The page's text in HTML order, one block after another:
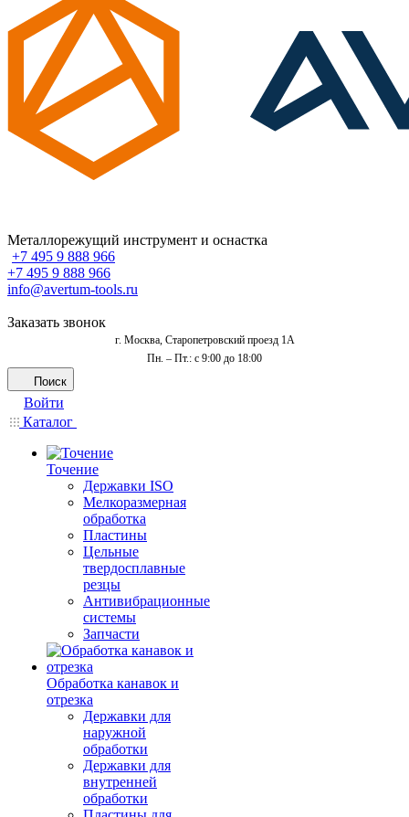
Металлорежущий инструмент и оснастка
+7 495 9 888 966
+7 495 9 888 966
info@avertum-tools.ru
Заказать звонок
г. Москва, Старопетровский проезд 1А
Пн. – Пт.: с 9:00 до 18:00
Поиск
Войти
Каталог
Точение
Державки ISO
Мелкоразмерная
обработка
Пластины
Цельные
твердосплавные
резцы
Антивибрационные
системы
Запчасти
Обработка канавок и
отрезка
Державки для
наружной
обработки
Державки для
внутренней
обработки